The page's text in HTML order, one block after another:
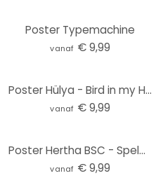
Poster Typemachine
vanaf € 9,99
Poster Hülya - Bird in my Hand
vanaf € 9,99
Poster Hertha BSC - Spelersstart in het staion
vanaf € 9,99